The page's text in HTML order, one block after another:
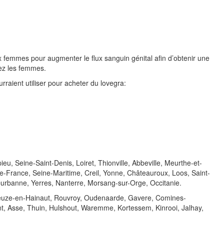
pour augmenter le flux sanguin génital afin d’obtenir une
les femmes.
utiliser pour acheter du lovegra:
Seine-Saint-Denis, Loiret, Thionville, Abbeville, Meurthe-et-
France, Seine-Maritime, Creil, Yonne, Châteauroux, Loos, Saint-
Yerres, Nanterre, Morsang-sur-Orge, Occitanie.
en-Hainaut, Rouvroy, Oudenaarde, Gavere, Comines-
Asse, Thuin, Hulshout, Waremme, Kortessem, Kinrooi, Jalhay,